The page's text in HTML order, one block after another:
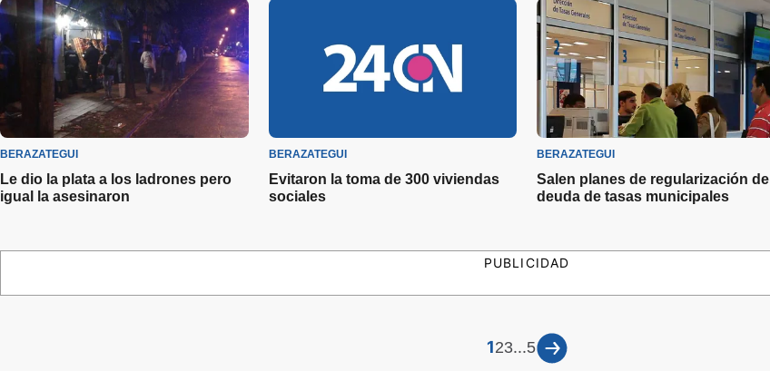
BERAZATEGUI
Le dio la plata a los ladrones pero
igual la asesinaron
BERAZATEGUI
Evitaron la toma de 300 viviendas
sociales
BERAZATEGUI
Salen planes de regularización de
deuda de tasas municipales
PUBLICIDAD
123...5